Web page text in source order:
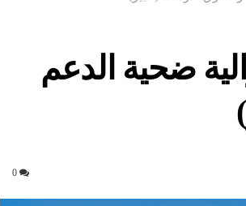
ضحية الدعم
0